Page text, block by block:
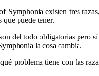
existen tres
que puede tener.
del todo obligatorias pero
la cosa cambia.
problema tiene con las